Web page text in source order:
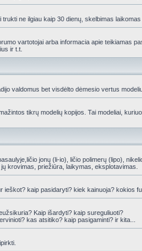
trukti ne ilgiau kaip 30 dienų, skelbimas
vartotojai arba informacia apie teikiamas
ir t.t.
valdomus bet visdėlto dėmesio vertus
tikrų modelių kopijos. Tai modeliai,
jonų (li-io), ličio polimerų (lipo),
krovimas, priežiūra, laikymas, eksplotavimas.
ieškot? kaip pasidaryti? kiek kainuoja? kokios
Kaip išardyti? kaip sureguliuoti?
kas atsitiko? kaip pasigaminti? ir kita...